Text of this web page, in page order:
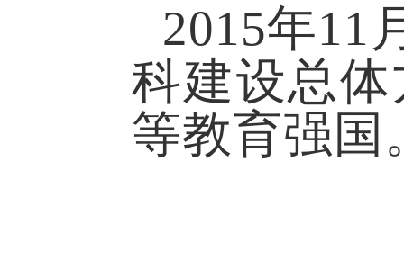
2015年11
科建设总
等教育强国